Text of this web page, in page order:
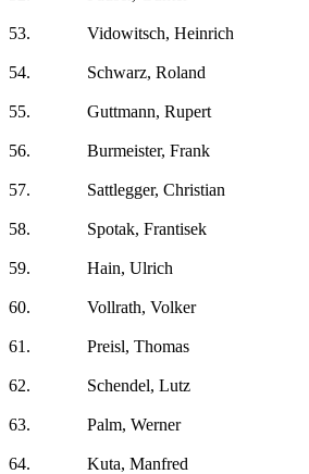
53.
Vidowitsch, Heinrich
54.
Schwarz, Roland
55.
Guttmann, Rupert
56.
Burmeister, Frank
57.
Sattlegger, Christian
58.
Spotak, Frantisek
59.
Hain, Ulrich
60.
Vollrath, Volker
61.
Preisl, Thomas
62.
Schendel, Lutz
63.
Palm, Werner
64.
Kuta, Manfred